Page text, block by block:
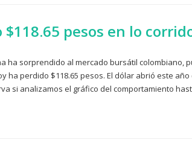
pesos en lo
ha sorprendido al mercado bursátil colombiano,
ha perdido $118.65 pesos. El dólar abrió este año
si analizamos el gráfico del comportamiento